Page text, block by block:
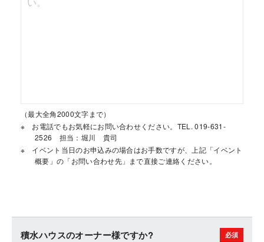
（最大全角2000文字まで）
お電話でもお気軽にお問い合わせください。TEL. 019-631-
2526 担当：堀川 貴司
イベント当日のお申込みの場合はお手数ですが、上記「イベント
概要」の「お問い合わせ先」まで直接ご連絡ください。
積水ハウスのオーナー様ですか?